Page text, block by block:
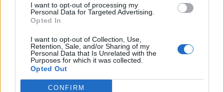
I want to opt-out of processing my
Personal Data for Targeted Advertising.
Opted In
I want to opt-out of Collection, Use,
Retention, Sale, and/or Sharing of my
Personal Data that Is Unrelated with the
Purposes for which it was collected.
Opted Out
CONFIRM